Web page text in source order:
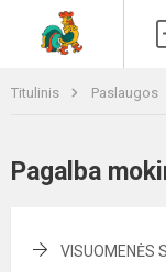
Titulinis Paslaugos
Pagalba
VISUOMENĖS